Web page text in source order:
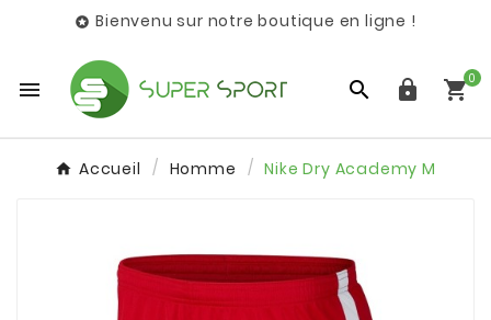
 Bienvenu sur notre boutique en ligne !
   0
Accueil Homme Nike Dry Academy M